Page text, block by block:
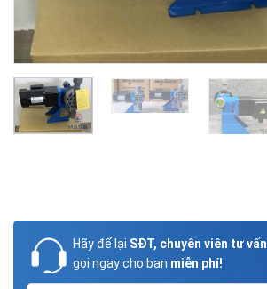
Hãy để lại SĐT, chuyên viên tư vấn
gọi ngay cho bạn miễn phí!